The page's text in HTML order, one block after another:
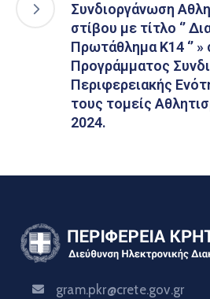
Συνδιοργάνωση
στίβου με τίτλο ‘’
Πρωτάθλημα Κ14 ‘’ »
Προγράμματος
Περιφερειακής
τους τομείς
2024.
gram.pkr@crete.gov.gr